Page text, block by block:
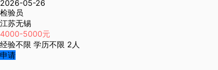
2026-05-26
检验员
江苏无锡
4000-5000元
经验不限 学历不限 2人
申请